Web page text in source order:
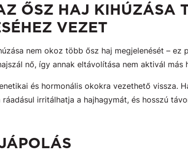
ŐSZ HAJ KIHÚZÁSA
VEZET
nem okoz több ősz haj megjelenését – ez
nő, így annak eltávolítása nem aktivál más
és hormonális okokra vezethető vissza.
ráadásul irritálhatja a hajhagymát, és hosszú